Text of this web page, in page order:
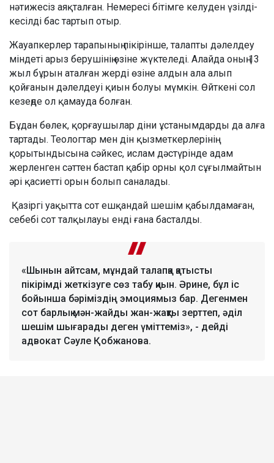
нәтижесіз аяқталған. Немересі бітімге келуден үзілді-
кесілді бас тартып отыр.
Жауапкерлер тарапының пікірінше, талапты дәлелдеу
міндеті арыз берушінің өзіне жүктеледі. Алайда оның 13
жыл бұрын аталған жерді өзіне алдын ала алып
қойғанын дәлелдеуі қиын болуы мүмкін. Өйткені сол
кезеңде ол қамауда болған.
Бұдан бөлек, қорғаушылар діни ұстанымдарды да алға
тартады. Теологтар мен дін қызметкерлерінің
қорытындысына сәйкес, ислам дәстүрінде адам
жерленген сәттен бастап қабір орны қол сұғылмайтын
әрі қасиетті орын болып саналады.
Қазіргі уақытта сот ешқандай шешім қабылдамаған,
себебі сот талқылауы енді ғана басталды.
«Шынын айтсам, мұндай талапқа қатысты
пікірімді жеткізуге сөз табу қиын. Әрине, бұл іс
бойынша бәріміздің эмоциямыз бар. Дегенмен
сот барлық мән-жайды жан-жақты зерттеп, әділ
шешім шығарады деген үміттеміз», - дейді
адвокат Сәуле Қобжанова.